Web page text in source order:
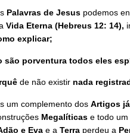
Palavras de Jesus podemos
Vida Eterna (Hebreus 12: 14),
explicar;
são porventura todos eles
de não existir nada
um complemento dos Artigos
Megalíticas e todo um
e Eva e a Terra perdeu a